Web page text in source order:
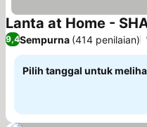
Lanta at Home -
9,4Sempurna (414 penilaian)
Pilih tanggal untuk